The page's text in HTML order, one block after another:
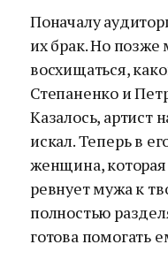
Поначалу
их брак. Но позже
восхищаться,
Степаненко и
Казалось, артист
искал. Теперь в
женщина,
ревнует мужа к
полностью
готова помогать